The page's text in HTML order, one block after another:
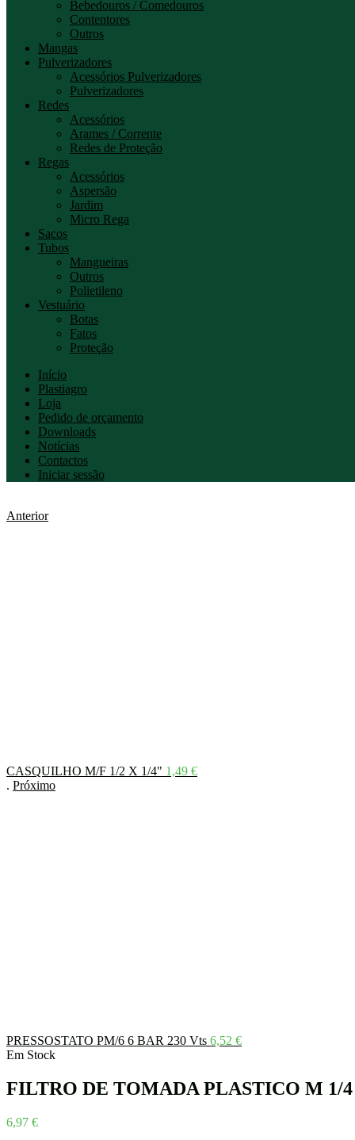
Bebedouros / Comedouros
Contentores
Outros
Mangas
Pulverizadores
Acessórios Pulverizadores
Pulverizadores
Redes
Acessórios
Arames / Corrente
Redes de Proteção
Regas
Acessórios
Aspersão
Jardim
Micro Rega
Sacos
Tubos
Mangueiras
Outros
Polietileno
Vestuário
Botas
Fatos
Proteção
Início
Plastiagro
Loja
Pedido de orçamento
Downloads
Notícias
Contactos
Iniciar sessão
Anterior
CASQUILHO M/F 1/2 X 1/4" 1,49 €
. Próximo
PRESSOSTATO PM/6 6 BAR 230 Vts 6,52 €
Em Stock
FILTRO DE TOMADA PLASTICO M 1/4
6,97 €